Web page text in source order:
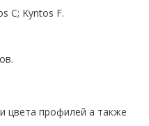
C; Kyntos F.
цвета профилей а также